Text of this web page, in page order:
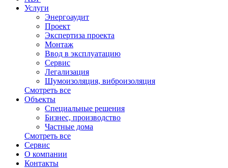
Услуги
Энергоаудит
Проект
Экспертиза проекта
Монтаж
Ввод в эксплуатацию
Сервис
Легализация
Шумоизоляция, виброизоляция
Смотреть все
Объекты
Специальные решения
Бизнес, производство
Частные дома
Смотреть все
Сервис
О компании
Контакты